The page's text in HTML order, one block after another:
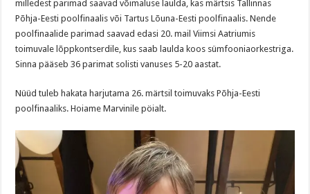
milledest parimad saavad võimaluse laulda, kas märtsis Tallinnas
Põhja-Eesti poolfinaalis või Tartus Lõuna-Eesti poolfinaalis. Nende
poolfinaalide parimad saavad edasi 20. mail Viimsi Aatriumis
toimuvale lõppkontserdile, kus saab laulda koos sümfooniaorkestriga.
Sinna pääseb 36 parimat solisti vanuses 5-20 aastat.
Nüüd tuleb hakata harjutama 26. märtsil toimuvaks Põhja-Eesti
poolfinaaliks. Hoiame Marvinile pöialt.